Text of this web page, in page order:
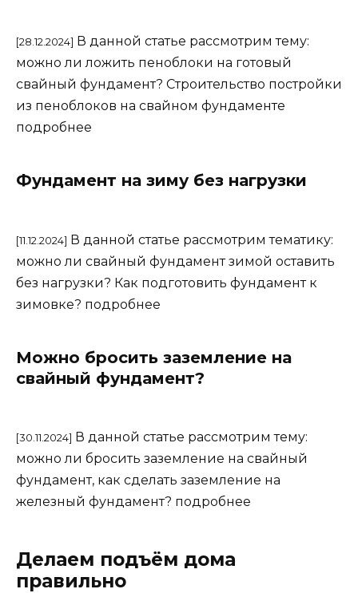
[28.12.2024] В данной статье рассмотрим тему:
можно ли ложить пеноблоки на готовый
свайный фундамент? Строительство постройки
из пеноблоков на свайном фундаменте
подробнее
Фундамент на зиму без нагрузки
[11.12.2024] В данной статье рассмотрим тематику:
можно ли свайный фундамент зимой оставить
без нагрузки? Как подготовить фундамент к
зимовке? подробнее
Можно бросить заземление на
свайный фундамент?
[30.11.2024] В данной статье рассмотрим тему:
можно ли бросить заземление на свайный
фундамент, как сделать заземление на
железный фундамент? подробнее
Делаем подъём дома
правильно